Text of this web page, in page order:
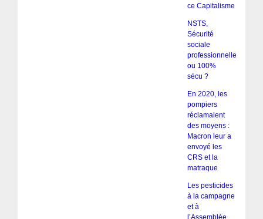
ce Capitalisme
NSTS,
Sécurité
sociale
professionnelle
ou 100%
sécu ?
En 2020, les
pompiers
réclamaient
des moyens :
Macron leur a
envoyé les
CRS et la
matraque
Les pesticides
à la campagne
et à
l’Assemblée